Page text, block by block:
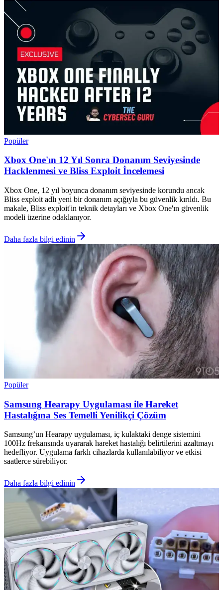
Popüler
Xbox One'ın 12 Yıl Sonra Donanım Seviyesinde
Hacklenmesi ve Bliss Exploit İncelemesi
Xbox One, 12 yıl boyunca donanım seviyesinde korundu ancak
Bliss exploit adlı yeni bir donanım açığıyla bu güvenlik kırıldı. Bu
makale, Bliss exploit'in teknik detayları ve Xbox One'ın güvenlik
modeli üzerine odaklanıyor.
Daha fazla bilgi edinin
Popüler
Samsung Hearapy Uygulaması ile Hareket
Hastalığına Ses Temelli Yenilikçi Çözüm
Samsung’un Hearapy uygulaması, iç kulaktaki denge sistemini
100Hz frekansında uyararak hareket hastalığı belirtilerini azaltmayı
hedefliyor. Uygulama farklı cihazlarda kullanılabiliyor ve etkisi
saatlerce sürebiliyor.
Daha fazla bilgi edinin